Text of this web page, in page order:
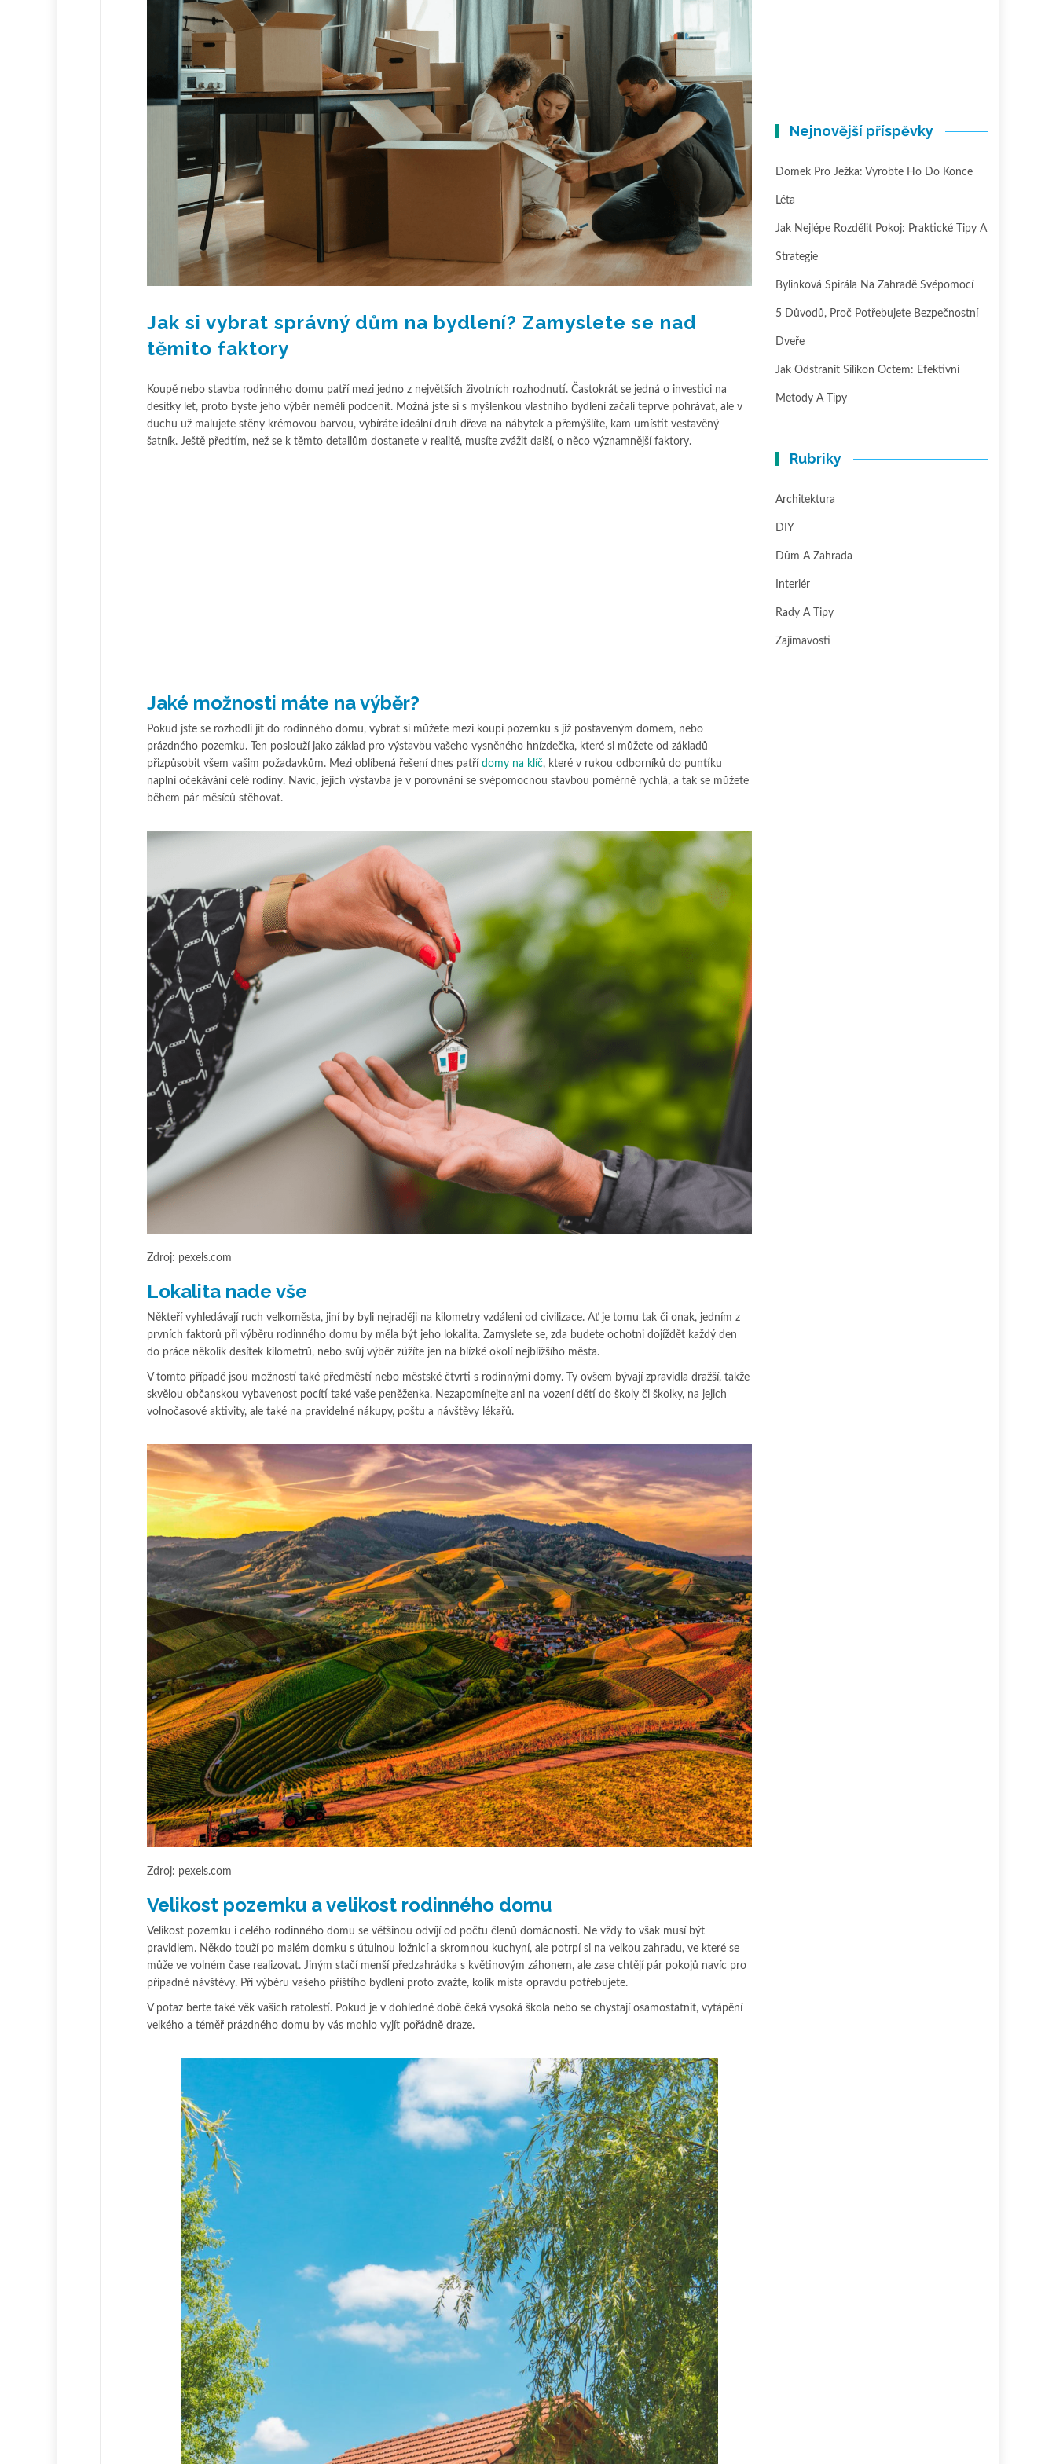
Jak si vybrat správný dům na bydlení? Zamyslete se nad
těmito faktory
Koupě nebo stavba rodinného domu patří mezi jedno z největších životních rozhodnutí. Častokrát se jedná o investici na
desítky let, proto byste jeho výběr neměli podcenit. Možná jste si s myšlenkou vlastního bydlení začali teprve pohrávat, ale v
duchu už malujete stěny krémovou barvou, vybíráte ideální druh dřeva na nábytek a přemýšlíte, kam umístit vestavěný
šatník. Ještě předtím, než se k těmto detailům dostanete v realitě, musíte zvážit další, o něco významnější faktory.
Jaké možnosti máte na výběr?
Pokud jste se rozhodli jít do rodinného domu, vybrat si můžete mezi koupí pozemku s již postaveným domem, nebo
prázdného pozemku. Ten poslouží jako základ pro výstavbu vašeho vysněného hnízdečka, které si můžete od základů
přizpůsobit všem vašim požadavkům. Mezi oblíbená řešení dnes patří domy na klíč, které v rukou odborníků do puntíku
naplní očekávání celé rodiny. Navíc, jejich výstavba je v porovnání se svépomocnou stavbou poměrně rychlá, a tak se můžete
během pár měsíců stěhovat.
Zdroj: pexels.com
Lokalita nade vše
Někteří vyhledávají ruch velkoměsta, jiní by byli nejraději na kilometry vzdáleni od civilizace. Ať je tomu tak či onak, jedním z
prvních faktorů při výběru rodinného domu by měla být jeho lokalita. Zamyslete se, zda budete ochotni dojíždět každý den
do práce několik desítek kilometrů, nebo svůj výběr zúžíte jen na blízké okolí nejbližšího města.
V tomto případě jsou možností také předměstí nebo městské čtvrti s rodinnými domy. Ty ovšem bývají zpravidla dražší, takže
skvělou občanskou vybavenost pocítí také vaše peněženka. Nezapomínejte ani na vození dětí do školy či školky, na jejich
volnočasové aktivity, ale také na pravidelné nákupy, poštu a návštěvy lékařů.
Zdroj: pexels.com
Velikost pozemku a velikost rodinného domu
Velikost pozemku i celého rodinného domu se většinou odvíjí od počtu členů domácnosti. Ne vždy to však musí být
pravidlem. Někdo touží po malém domku s útulnou ložnicí a skromnou kuchyní, ale potrpí si na velkou zahradu, ve které se
může ve volném čase realizovat. Jiným stačí menší předzahrádka s květinovým záhonem, ale zase chtějí pár pokojů navíc pro
případné návštěvy. Při výběru vašeho příštího bydlení proto zvažte, kolik místa opravdu potřebujete.
V potaz berte také věk vašich ratolestí. Pokud je v dohledné době čeká vysoká škola nebo se chystají osamostatnit, vytápění
velkého a téměř prázdného domu by vás mohlo vyjít pořádně draze.
Nejnovější příspěvky
Domek Pro Ježka: Vyrobte Ho Do Konce
Léta
Jak Nejlépe Rozdělit Pokoj: Praktické Tipy A
Strategie
Bylinková Spirála Na Zahradě Svépomocí
5 Důvodů, Proč Potřebujete Bezpečnostní
Dveře
Jak Odstranit Silikon Octem: Efektivní
Metody A Tipy
Rubriky
Architektura
DIY
Dům A Zahrada
Interiér
Rady A Tipy
Zajímavosti